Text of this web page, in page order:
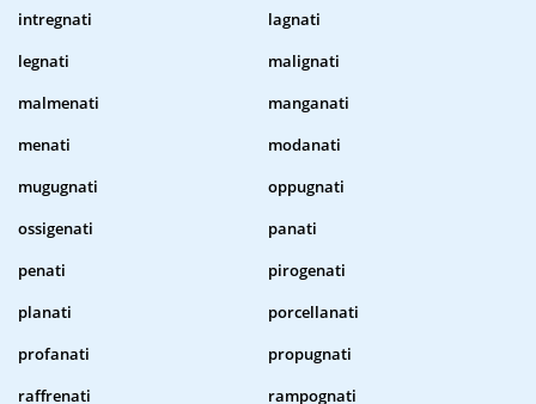
intregnati
lagnati
legnati
malignati
malmenati
manganati
menati
modanati
mugugnati
oppugnati
ossigenati
panati
penati
pirogenati
planati
porcellanati
profanati
propugnati
raffrenati
rampognati